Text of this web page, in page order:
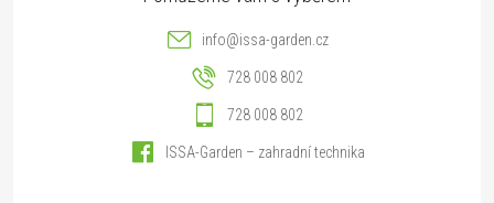
info@issa-garden.cz
728 008 802
728 008 802
ISSA-Garden – zahradní technika